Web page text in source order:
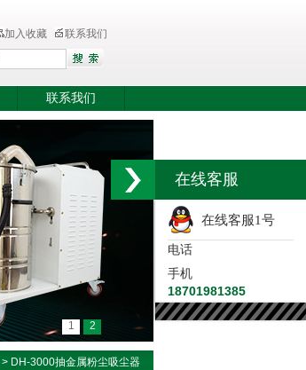
加入收藏 联系我们
联系我们
1 2
> DH-3000抽金属粉尘吸尘器
在线客服
在线客服1号
电话
手机
18701981385